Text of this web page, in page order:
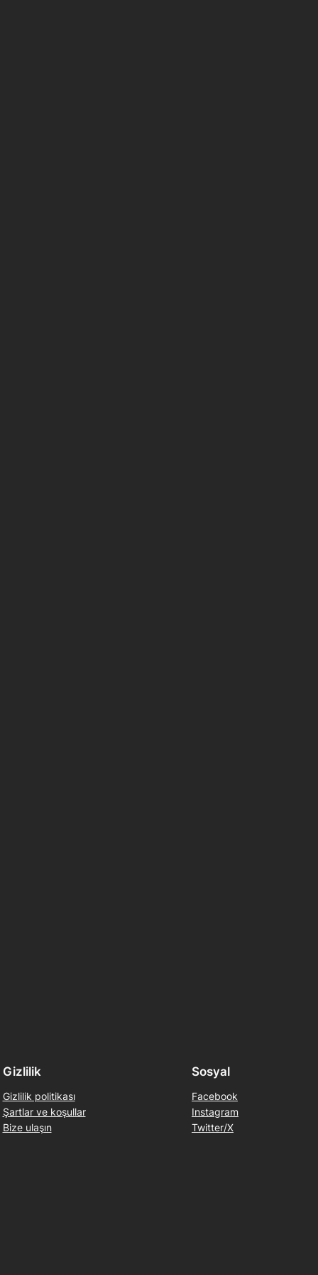
Gizlilik
Gizlilik politikası
Şartlar ve koşullar
Bize ulaşın
Sosyal
Facebook
Instagram
Twitter/X